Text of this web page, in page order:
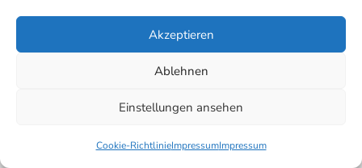
Akzeptieren
Ablehnen
Einstellungen ansehen
Cookie-RichtlinieImpressumImpressum
November 2014
Februar 2014